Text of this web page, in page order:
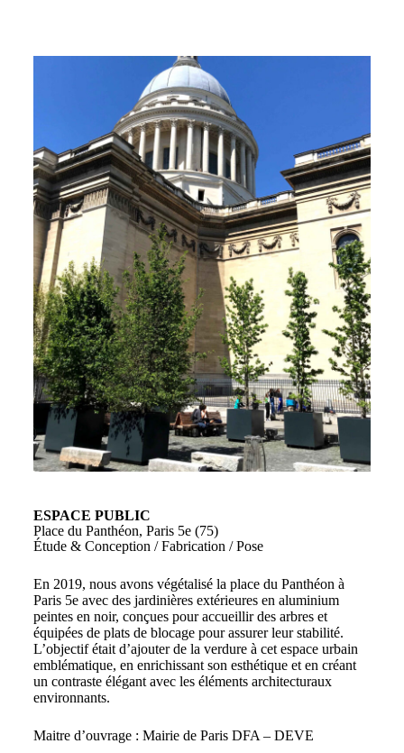
ESPACE PUBLIC
Place du Panthéon, Paris 5e (75)
Étude & Conception / Fabrication / Pose
En 2019, nous avons végétalisé la place du Panthéon à
Paris 5e avec des jardinières extérieures en aluminium
peintes en noir, conçues pour accueillir des arbres et
équipées de plats de blocage pour assurer leur stabilité.
L’objectif était d’ajouter de la verdure à cet espace urbain
emblématique, en enrichissant son esthétique et en créant
un contraste élégant avec les éléments architecturaux
environnants.
Maitre d’ouvrage : Mairie de Paris DFA – DEVE